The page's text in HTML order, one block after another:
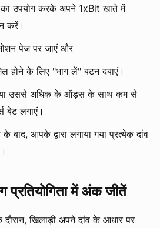
का उपयोग करके अपने 1xBit खाते में
करें।
पेज पर जाएं और
होने के लिए "भाग लें" बटन दबाएं।
या उससे अधिक के ऑड्स के साथ कम से
बेट लगाएं।
बाद, आपके द्वारा लगाया गया प्रत्येक दांव
प्रतियोगिता में अंक जीतें
दौरान, खिलाड़ी अपने दांव के आधार पर